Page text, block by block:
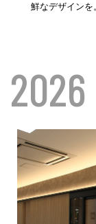
鮮なデザインを
2026